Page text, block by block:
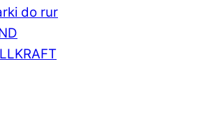
do rur